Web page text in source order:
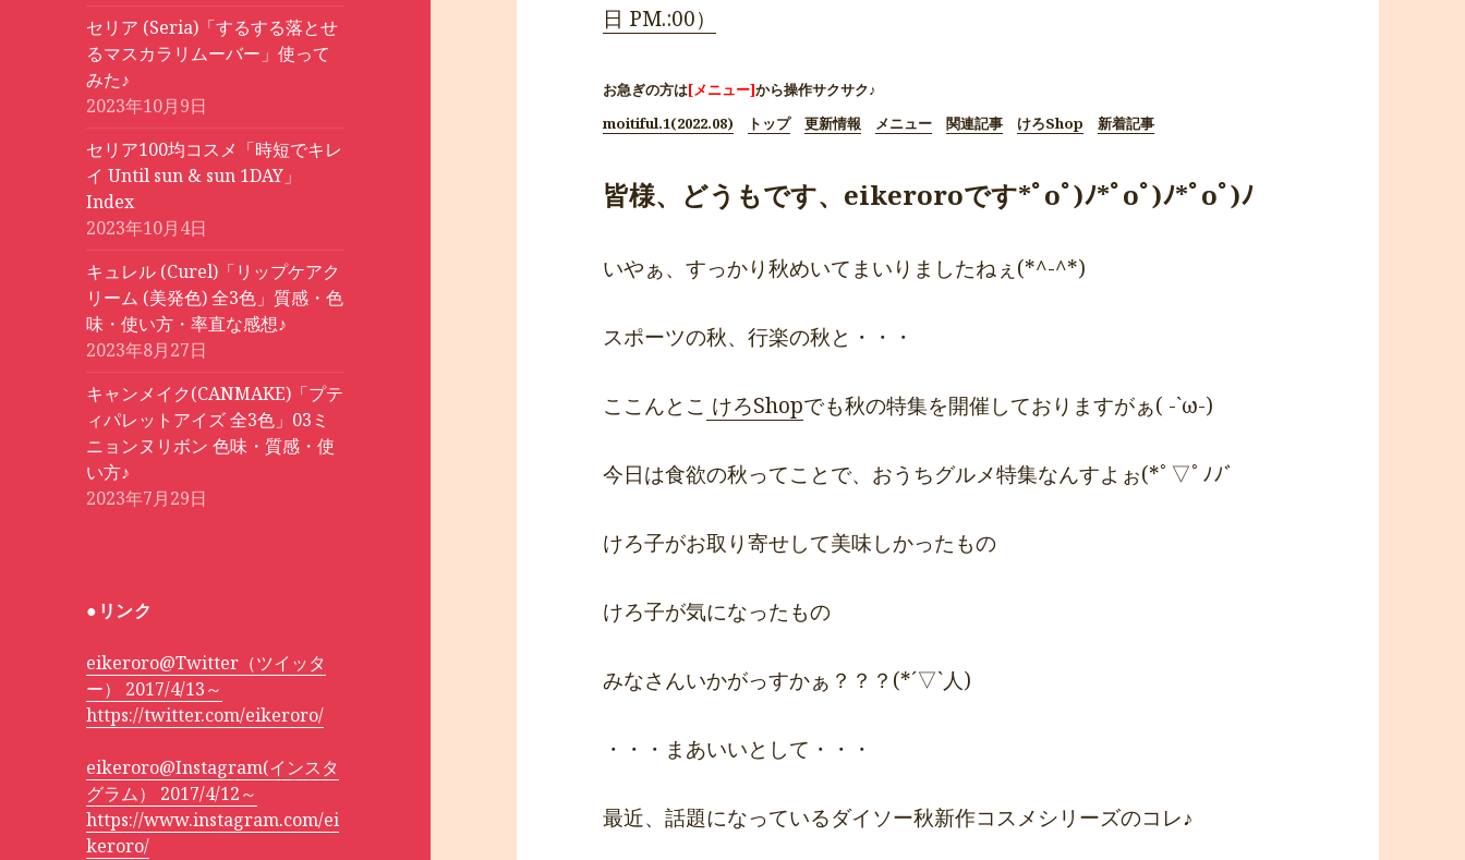
セリア (Seria)「するする落とせ
るマスカラリムーバー」使って
みた♪
2023年10月9日
セリア100均コスメ「時短でキレ
イ Until sun & sun 1DAY」
Index
2023年10月4日
キュレル (Curel)「リップケアク
リーム (美発色) 全3色」質感・色
味・使い方・率直な感想♪
2023年8月27日
キャンメイク(CANMAKE)「プテ
ィパレットアイズ 全3色」03ミ
ニョンヌリボン 色味・質感・使
い方♪
2023年7月29日
●リンク
eikeroro@Twitter（ツイッタ
ー） 2017/4/13～
https://twitter.com/eikeroro/
eikeroro@Instagram(インスタ
グラム） 2017/4/12～
https://www.instagram.com/ei
keroro/
日 PM.:00）
お急ぎの方は[メニュー]から操作サクサク♪
moitiful.1(2022.08)
トップ 更新情報 メニュー 関連記事 けろShop 新着記事
皆様、どうもです、eikeroroです*ﾟoﾟ)ﾉ*ﾟoﾟ)ﾉ*ﾟoﾟ)ﾉ
いやぁ、すっかり秋めいてまいりましたねぇ(*^-^*)
スポーツの秋、行楽の秋と・・・
ここんとこ けろShopでも秋の特集を開催しておりますがぁ( -`ω-)
今日は食欲の秋ってことで、おうちグルメ特集なんすよぉ(*ﾟ▽ﾟﾉﾉﾞ
けろ子がお取り寄せして美味しかったもの
けろ子が気になったもの
みなさんいかがっすかぁ？？？(*´▽`人)
・・・まあいいとして・・・
最近、話題になっているダイソー秋新作コスメシリーズのコレ♪